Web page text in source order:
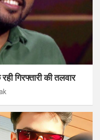
गिरफ्तारी की तलवार